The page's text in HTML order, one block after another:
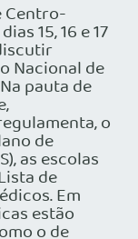
Centro-
15, 16 e 17
Nacional de
pauta de
o
de
as escolas
de
Em
estão
o de